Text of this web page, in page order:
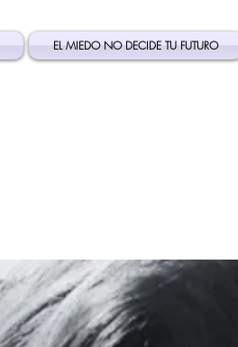
EL MIEDO NO DECIDE TU FUTURO